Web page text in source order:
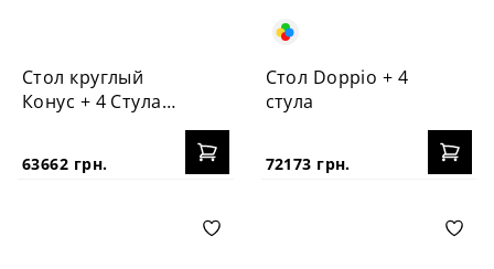
Стол круглый
Конус + 4 Стула
63662 грн.
Стол Doppio + 4
стула
72173 грн.